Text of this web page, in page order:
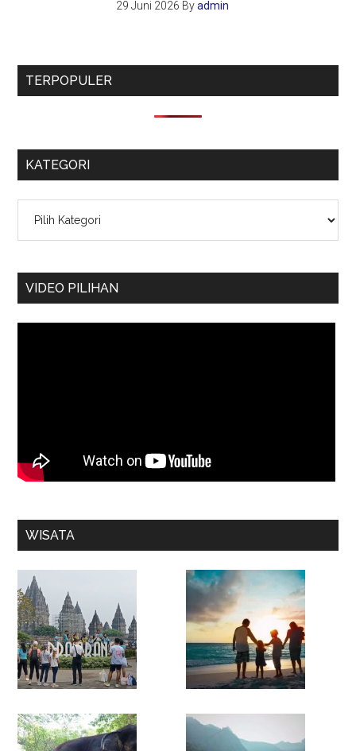
29 Juni 2026 Byadmin
TERPOPULER
KATEGORI
VIDEO PILIHAN
WISATA